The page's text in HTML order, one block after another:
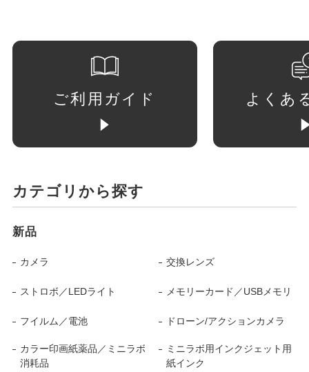
ご利用ガイド よくあ
カテゴリから探す
新品
カメラ 交換レンズ
ストロボ／LEDライト メモリーカード／USBメモリ
フイルム／電池 ドローン/アクションカメラ
カラー印画紙薬品／ミニラボ
消耗品
ミニラボ用インクジェット用
紙インク